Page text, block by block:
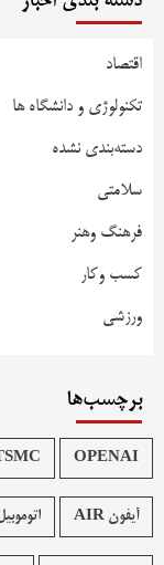
اقتصاد
تکنولوژی و دانشگاه ها
دسته‌بندی نشده
سلامتی
فرهنگ وهنر
کسب وکار
ورزشی
برچسب‌ها
OPENAI
آیفون AIR